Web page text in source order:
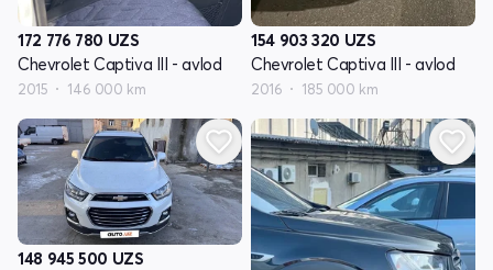
172 776 780 UZS
Chevrolet Captiva III - avlod
2015 146 000 km
154 903 320 UZS
Chevrolet Captiva III - avlod
2016 185 000 km
148 945 500 UZS